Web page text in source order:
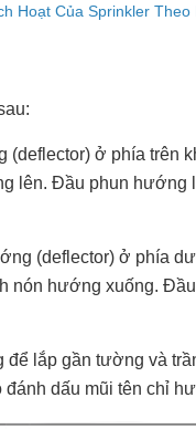
Hoạt Của Sprinkler
ở phía trên
lên. Đầu phun
(deflector) ở phía
nón hướng xuống.
lắp gần tường và
dấu mũi tên chỉ